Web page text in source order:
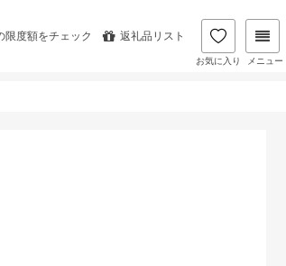
限度額をチェック 返礼品リスト
お気に入り メニュー